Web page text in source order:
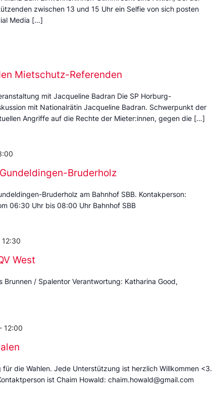
zwischen 13 und 15 Uhr ein Selfie von sich posten
Media […]
Mietschutz-Referenden
mit Jacqueline Badran Die SP Horburg-
mit Nationalrätin Jacqueline Badran. Schwerpunkt der
Angriffe auf die Rechte der Mieter:innen, gegen die […]
Bruderholz
Bruderholz am Bahnhof SBB. Kontakperson:
06:30 Uhr bis 08:00 Uhr Bahnhof SBB
West
12:30
Brunnen / Spalentor Verantwortung: Katharina Good,
- 12:00
die Wahlen. Jede Unterstützung ist herzlich Willkommen <3.
ist Chaim Howald: chaim.howald@gmail.com